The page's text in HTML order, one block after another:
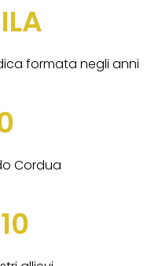
formata negli anni
Cordua